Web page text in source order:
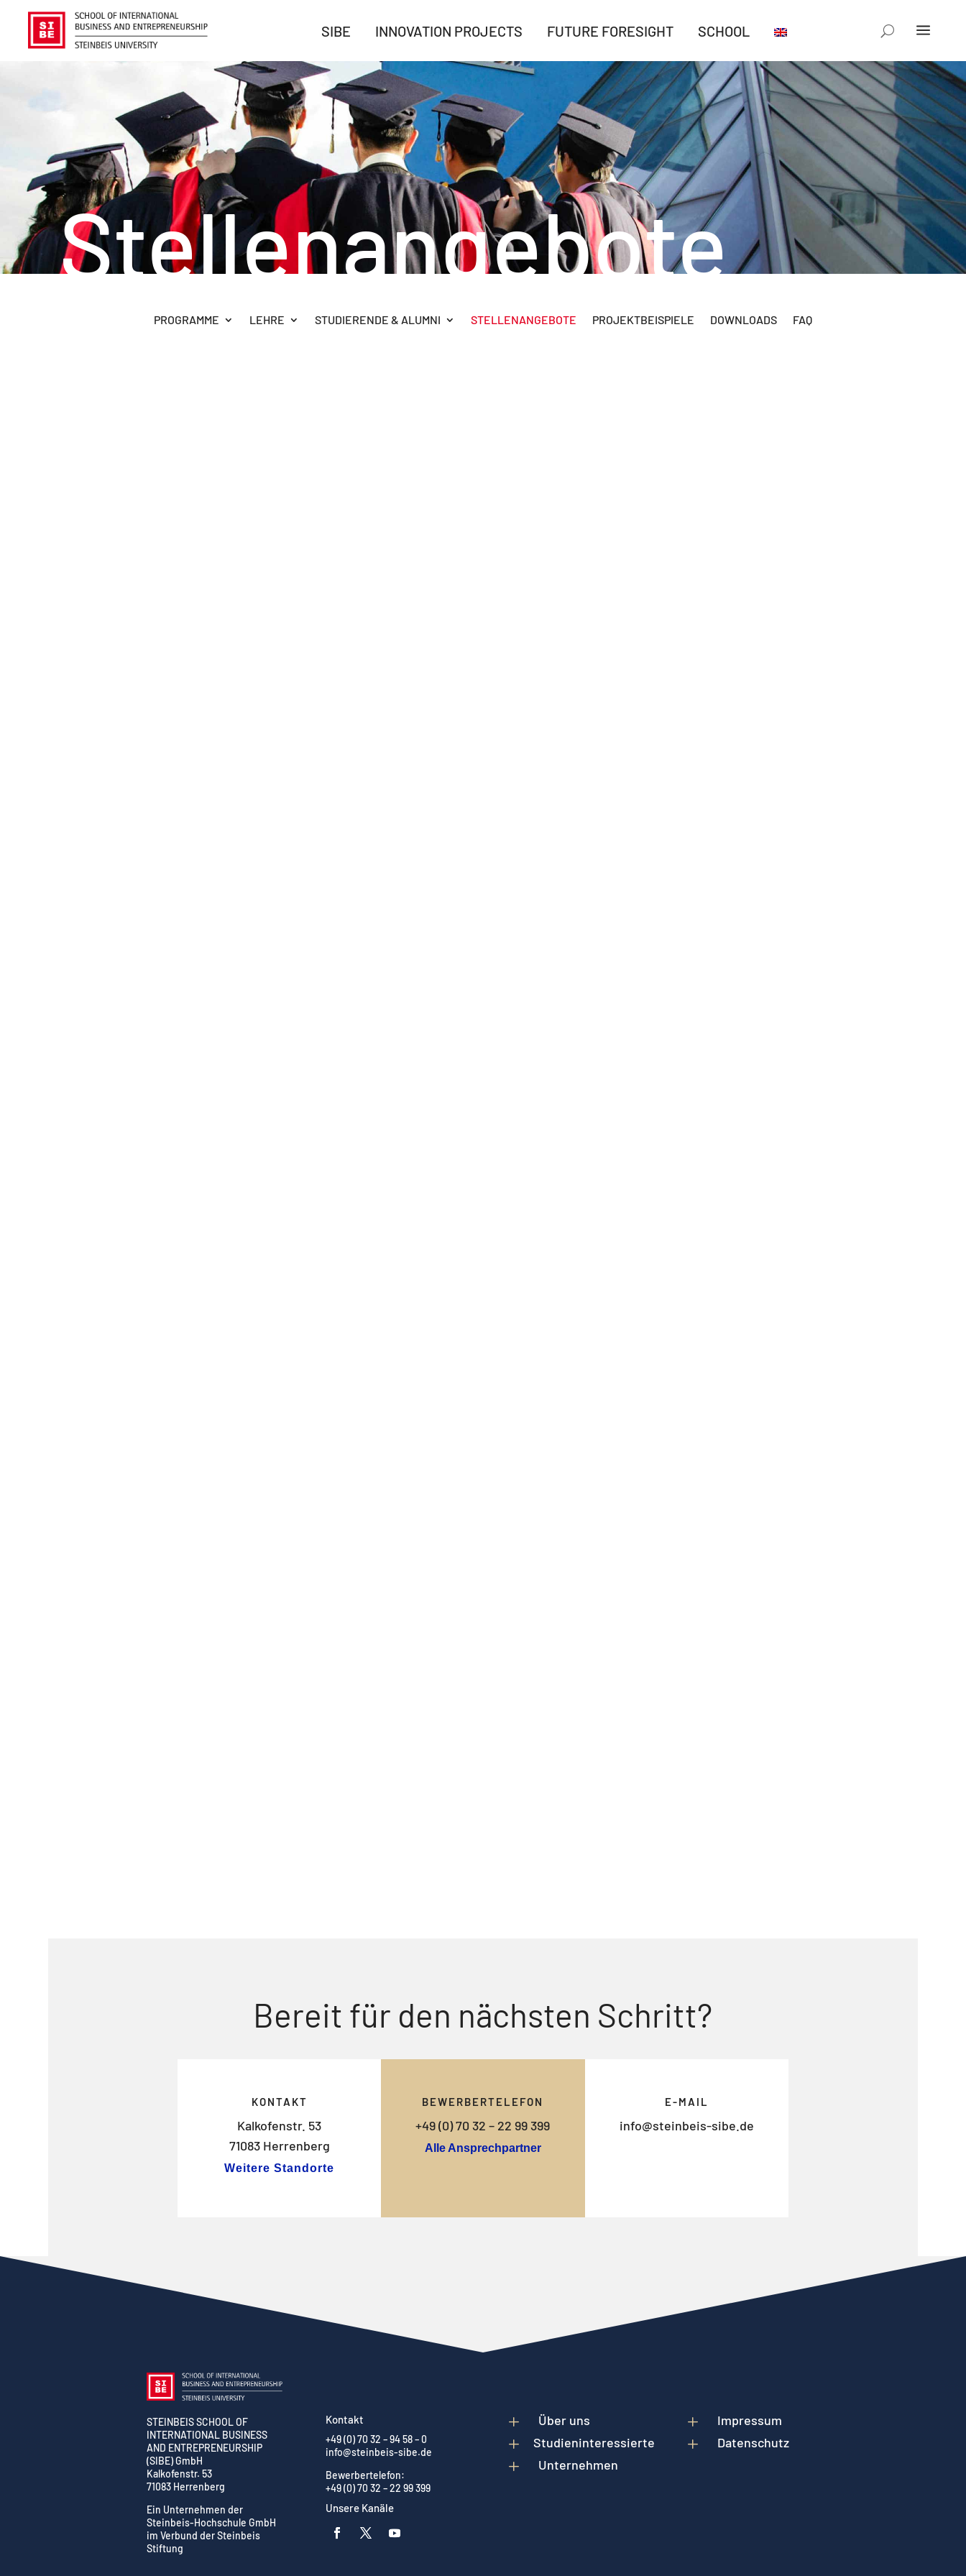
SIBE INNOVATION PROJECTS FUTURE FORESIGHT SCHOOL
Stellenangebote
PROGRAMME LEHRE STUDIERENDE & ALUMNI STELLENANGEBOTE PROJEKTBEISPIELE DOWNLOADS FAQ
Bereit für den nächsten Schritt?
KONTAKT
Kalkofenstr. 53
71083 Herrenberg
Weitere Standorte
BEWERBERTELEFON
+49 (0) 70 32 – 22 99 399
Alle Ansprechpartner
E-MAIL
info@steinbeis-sibe.de
STEINBEIS SCHOOL OF
INTERNATIONAL BUSINESS
AND ENTREPRENEURSHIP
(SIBE) GmbH
Kalkofenstr. 53
71083 Herrenberg
Ein Unternehmen der
Steinbeis-Hochschule GmbH
im Verbund der Steinbeis
Stiftung
Kontakt
+49 (0) 70 32 – 94 58 – 0
info@steinbeis-sibe.de
Bewerbertelefon:
+49 (0) 70 32 – 22 99 399
Unsere Kanäle
L Über uns
L Studieninteressierte
L Unternehmen
L Impressum
L Datenschutz